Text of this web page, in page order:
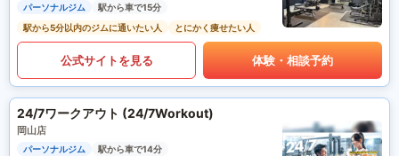
パーソナルジム
駅から車で15分
駅から5分以内のジムに通いたい人
とにかく痩せたい人
公式サイトを見る 体験・相談予約
24/7ワークアウト (24/7Workout)
岡山店
パーソナルジム
駅から車で14分